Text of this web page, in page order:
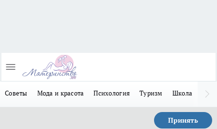
Советы Мода и красота Психология Туризм Школа
Принять